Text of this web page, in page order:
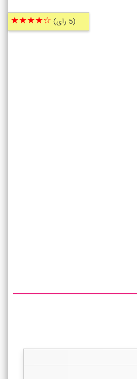
(5 رای) ☆★★★★